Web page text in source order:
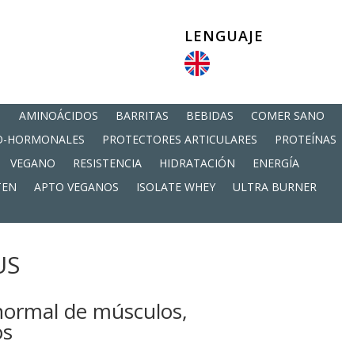
LENGUAJE
AMINOÁCIDOS BARRITAS BEBIDAS
COMER SANO
HORMONALES PROTECTORES ARTICULARES
PROTEÍNAS
VEGANO RESISTENCIA HIDRATACIÓN
ENERGÍA
APTO VEGANOS ISOLATE WHEY
ULTRA BURNER
de músculos,